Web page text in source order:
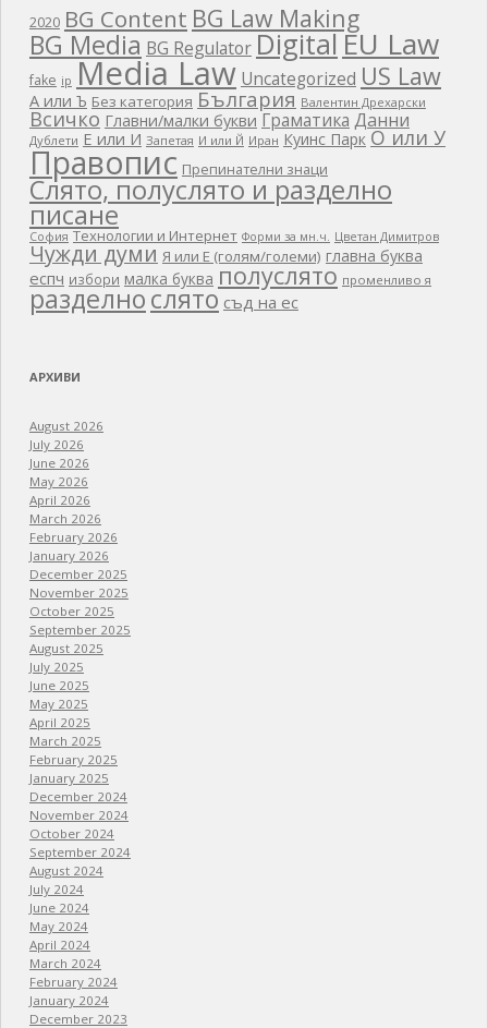
2020 BG Content BG Law Making
BG Media BG RegulatorDigitalEU Law
fake ip Media Law Uncategorized US Law
А или Ъ Без категория България Валентин Дрехарски
Всичко Главни/малки букви Граматика Данни
Дублети Е или И Запетая И или Й Иран Куинс Парк О или У
Правопис Препинателни знаци
Слято, полуслято и разделно
писане
София Технологии и Интернет Форми за мн.ч. Цветан Димитров
Чужди думи Я или Е (голям/големи) главна буква
еспч избори малка буква полуслято променливо я
разделнослято съд на ес
АРХИВИ
August 2026
July 2026
June 2026
May 2026
April 2026
March 2026
February 2026
January 2026
December 2025
November 2025
October 2025
September 2025
August 2025
July 2025
June 2025
May 2025
April 2025
March 2025
February 2025
January 2025
December 2024
November 2024
October 2024
September 2024
August 2024
July 2024
June 2024
May 2024
April 2024
March 2024
February 2024
January 2024
December 2023